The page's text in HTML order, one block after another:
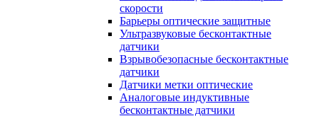
скорости
Барьеры оптические защитные
Ультразвуковые бесконтактные
датчики
Взрывобезопасные бесконтактные
датчики
Датчики метки оптические
Аналоговые индуктивные
бесконтактные датчики